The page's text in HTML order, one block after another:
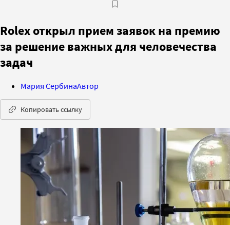
Rolex открыл прием заявок на премию
за решение важных для человечества
задач
Мария СербинаАвтор
Копировать ссылку